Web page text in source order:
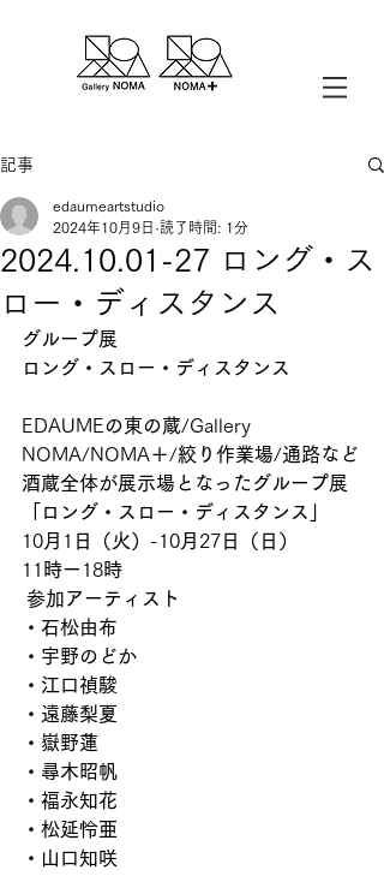
記事
2024.10.01-27 ロング・ス
ロー・ディスタンス
edaumeartstudio
2024年10月9日 読了時間: 1分
グループ展
ロング・スロー・ディスタンス
EDAUMEの東の蔵/Gallery
NOMA/NOMA＋/絞り作業場/通路など
酒蔵全体が展示場となったグループ展
「ロング・スロー・ディスタンス」
10月 1 日（火） -10月 27 日（日）
11 時ー 18時
参加アーティスト
・石松由布
・宇野のどか
・江口禎駿
・遠藤梨夏
・嶽野蓮
・尋木昭帆
・福永知花
・松延怜亜
・山口知咲